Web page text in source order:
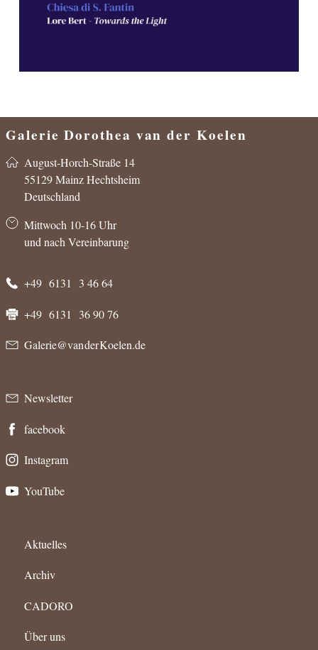
Galerie Dorothea van der Koelen
August-Horch-Straße 14
55129 Mainz Hechtsheim
Deutschland
Mittwoch 10-16 Uhr
und nach Vereinbarung
+49 6131 3 46 64
+49 6131 36 90 76
Galerie@van der Koelen.de
Newsletter
facebook
Instagram
YouTube
Aktuelles
Archiv
CADORO
Über uns